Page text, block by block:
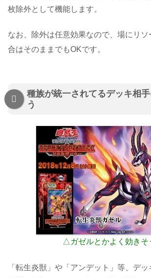
枚除外として機能します。
なお、除外は任意効果なので、場にリ
合はそのままでもOKです。
種族が統一されてるデッキ相
う
△ガゼルとかよく効きそ
「転生炎獣」や「アンデット」等、デ